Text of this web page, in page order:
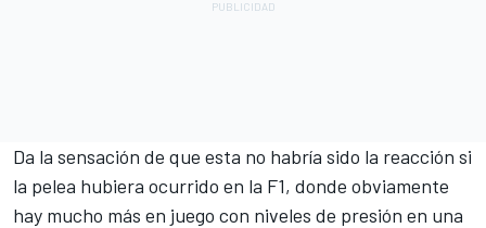
Da la sensación de que esta no habría sido la reacción si
la pelea hubiera ocurrido en la F1, donde obviamente
hay mucho más en juego con niveles de presión en una